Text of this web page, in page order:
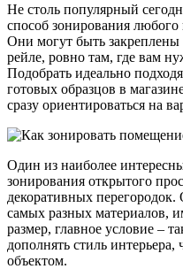
Не столь популярный
способ зонирования
Они могут быть
рейле, ровно там, где вам
Подобрать идеально
готовых образцов в
сразу ориентироваться на
Один из наиболее
зонирования открытого
декоративных
самых разных материалов,
размер, главное условие –
дополнять стиль
объектом.